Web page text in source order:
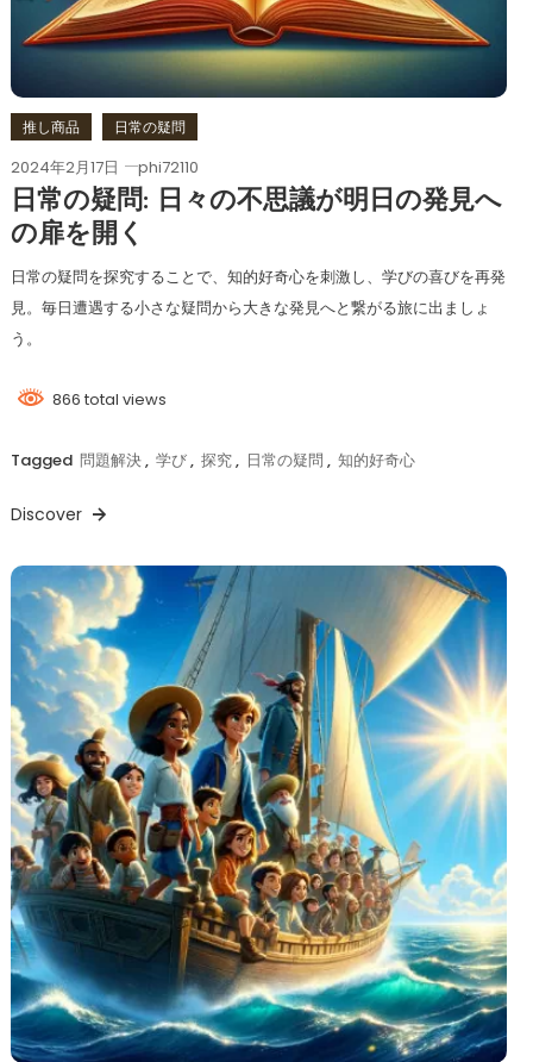
推し商品 日常の疑問
2024年2月17日 phi72110
日常の疑問: 日々の不思議が明日の発見へ
の扉を開く
日常の疑問を探究することで、知的好奇心を刺激し、学びの喜びを再発
見。毎日遭遇する小さな疑問から大きな発見へと繋がる旅に出ましょ
う。
866 total views
Tagged 問題解決, 学び, 探究, 日常の疑問 , 知的好奇心
Discover